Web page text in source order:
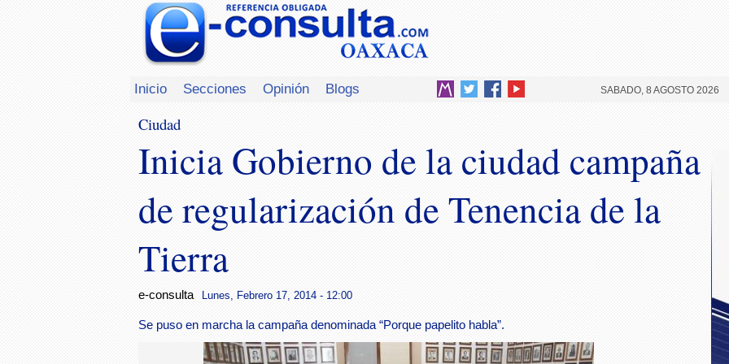
Inicio Secciones Opinión Blogs SABADO, 8 AGOSTO 2026
Ciudad
Inicia Gobierno de la ciudad campaña
de regularización de Tenencia de la
Tierra
e-consulta Lunes, Febrero 17, 2014 - 12:00
Se puso en marcha la campaña denominada “Porque papelito habla”.